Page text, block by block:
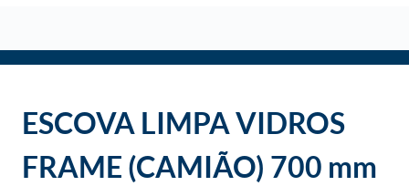
ESCOVA LIMPA VIDROS
FRAME (CAMIÃO) 700 mm